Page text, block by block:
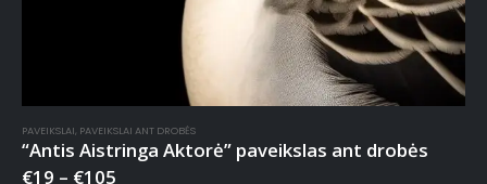
PAVEIKSLAI, PAVEIKSLAI ANT DROBĖS
“Antis Aistringa Aktorė” paveikslas ant drobės
€19 – €105